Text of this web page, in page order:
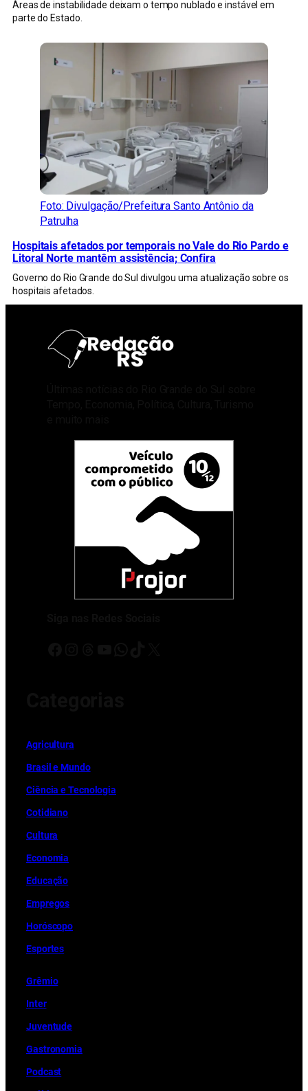
Áreas de instabilidade deixam o tempo nublado e instável em
parte do Estado.
Foto: Divulgação/Prefeitura Santo Antônio da
Patrulha
Hospitais afetados por temporais no Vale do Rio Pardo e
Litoral Norte mantêm assistência; Confira
Governo do Rio Grande do Sul divulgou uma atualização sobre os
hospitais afetados.
Agricultura
Brasil e Mundo
Ciência e Tecnologia
Cotidiano
Cultura
Economia
Educação
Empregos
Horóscopo
Esportes
Grêmio
Inter
Juventude
Gastronomia
Podcast